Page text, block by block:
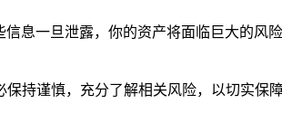
息一旦泄露，你的资产将面临巨大的风
持谨慎，充分了解相关风险，以切实保